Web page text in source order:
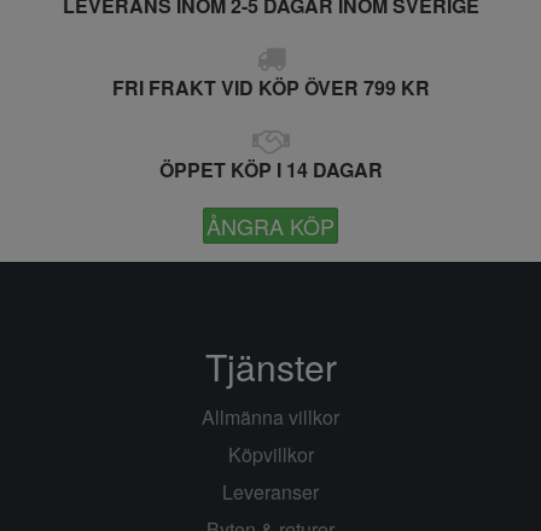
FRI FRAKT VID KÖP ÖVER 799 KR
ÖPPET KÖP I 14 DAGAR
ÅNGRA KÖP
Tjänster
Allmänna villkor
Köpvillkor
Leveranser